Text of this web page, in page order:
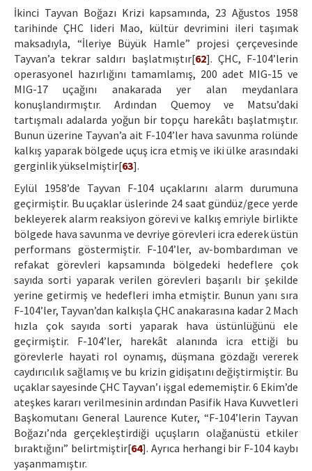
İkinci Tayvan Boğazı Krizi kapsamında, 23 Ağustos 1958
tarihinde ÇHC lideri Mao, kültür devrimini ileri taşımak
maksadıyla, “İleriye Büyük Hamle” projesi çerçevesinde
Tayvan’a tekrar saldırı başlatmıştır[62]. ÇHC, F-104’lerin
operasyonel hazırlığını tamamlamış, 200 adet MIG-15 ve
MIG-17 uçağını anakarada yer alan meydanlara
konuşlandırmıştır. Ardından Quemoy ve Matsu’daki
tartışmalı adalarda yoğun bir topçu harekâtı başlatmıştır.
Bunun üzerine Tayvan’a ait F-104’ler hava savunma rolünde
kalkış yaparak bölgede uçuş icra etmiş ve iki ülke arasındaki
gerginlik yükselmiştir[63].
Eylül 1958’de Tayvan F-104 uçaklarını alarm durumuna
geçirmiştir. Bu uçaklar üslerinde 24 saat gündüz/gece yerde
bekleyerek alarm reaksiyon görevi ve kalkış emriyle birlikte
bölgede hava savunma ve devriye görevleri icra ederek üstün
performans göstermiştir. F-104’ler, av-bombardıman ve
refakat görevleri kapsamında bölgedeki hedeflere çok
sayıda sorti yaparak verilen görevleri başarılı bir şekilde
yerine getirmiş ve hedefleri imha etmiştir. Bunun yanı sıra
F-104’ler, Tayvan’dan kalkışla ÇHC anakarasına kadar 2 Mach
hızla çok sayıda sorti yaparak hava üstünlüğünü ele
geçirmiştir. F-104’ler, harekât alanında icra ettiği bu
görevlerle hayati rol oynamış, düşmana gözdağı vererek
caydırıcılık sağlamış ve bu krizin gidişatını değiştirmiştir. Bu
uçaklar sayesinde ÇHC Tayvan’ı işgal edememiştir. 6 Ekim’de
ateşkes kararı verilmesinin ardından Pasifik Hava Kuvvetleri
Başkomutanı General Laurence Kuter, “F-104’lerin Tayvan
Boğazı’nda gerçekleştirdiği uçuşların olağanüstü etkiler
bıraktığını” belirtmiştir[64]. Ayrıca herhangi bir F-104 kaybı
yaşanmamıştır.